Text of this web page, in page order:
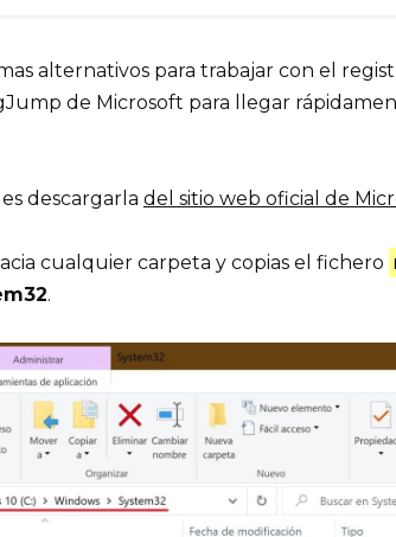
alternativos para trabajar con el
de Microsoft para llegar
descargarla del sitio web oficial de
cualquier carpeta y copias el fichero
.